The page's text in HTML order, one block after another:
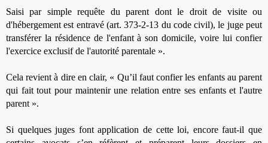
Saisi par simple requête duparent dont le droit de visite ou
d'hébergement est entravé (art. 373-2-13 du code civil), le juge peut
transférer la résidence de l'enfant à son domicile, voire lui confier
l'exercice exclusif de l'autorité parentale ».
Cela revient à dire en clair, « Qu’il faut confier les enfants au parent
qui fait tout pour maintenir une relation entre ses enfants et l'autre
parent ».
Si quelques juges font application de cette loi, encore faut-il que